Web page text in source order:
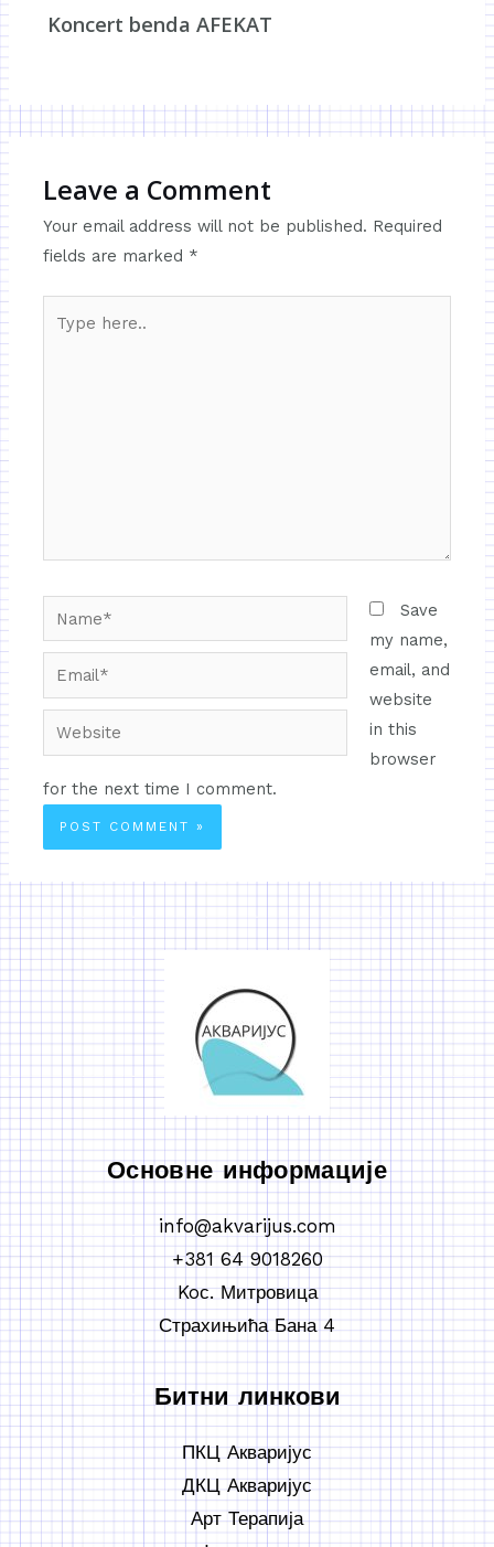
Koncert benda AFEKAT
Leave a Comment
Your email address will not be published. Required
fields are marked *
Save
my name,
email, and
website
in this
browser
for the next time I comment.
Основне информације
info@akvarijus.com
+381 64 9018260
Koс. Митровица
Страхињића Бана 4
Битни линкови
ПКЦ Акваријус
ДКЦ Акваријус
Арт Терапија